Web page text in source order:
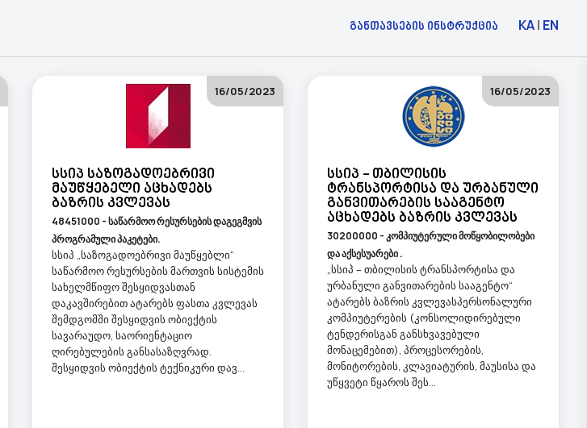
განთავსების ინსტრუქცია KA| EN
Სსიპ Საზოგადოებრივი
Მაუწყებელი Აცხადებს
Ბაზრის Კვლევას
48451000 - საწარმოო რესურსების დაგეგმვის
პროგრამული პაკეტები.
16/05/2023
სსიპ „საზოგადოებრივი მაუწყებლი“
საწარმოო რესურსების მართვის სისტემის
სახელმწიფო შესყიდვასთან
დაკავშირებით ატარებს ფასთა კვლევას
შემდგომში შესყიდვის ობიექტის
სავარაუდო, საორიენტაციო
ღირებულების განსასაზღვრად.
შესყიდვის ობიექტის ტექნიკური დავ...
Სსიპ - Თბილისის
Ტრანსპორტისა Და Ურბანული
Განვითარების Სააგენტო
Აცხადებს Ბაზრის Კვლევას
30200000 - კომპიუტერული მოწყობილობები
და აქსესუარები .
16/05/2023
„სსიპ – თბილისის ტრანსპორტისა და
ურბანული განვითარების სააგენტო“
ატარებს ბაზრის კვლევასპერსონალური
კომპიუტერების (კონსოლიდირებული
ტენდერისგან განსხვავებული
მონაცემებით), პროცესორების,
მონიტორების, კლავიატურის, მაუსისა და
უწყვეტი წყაროს შეს...